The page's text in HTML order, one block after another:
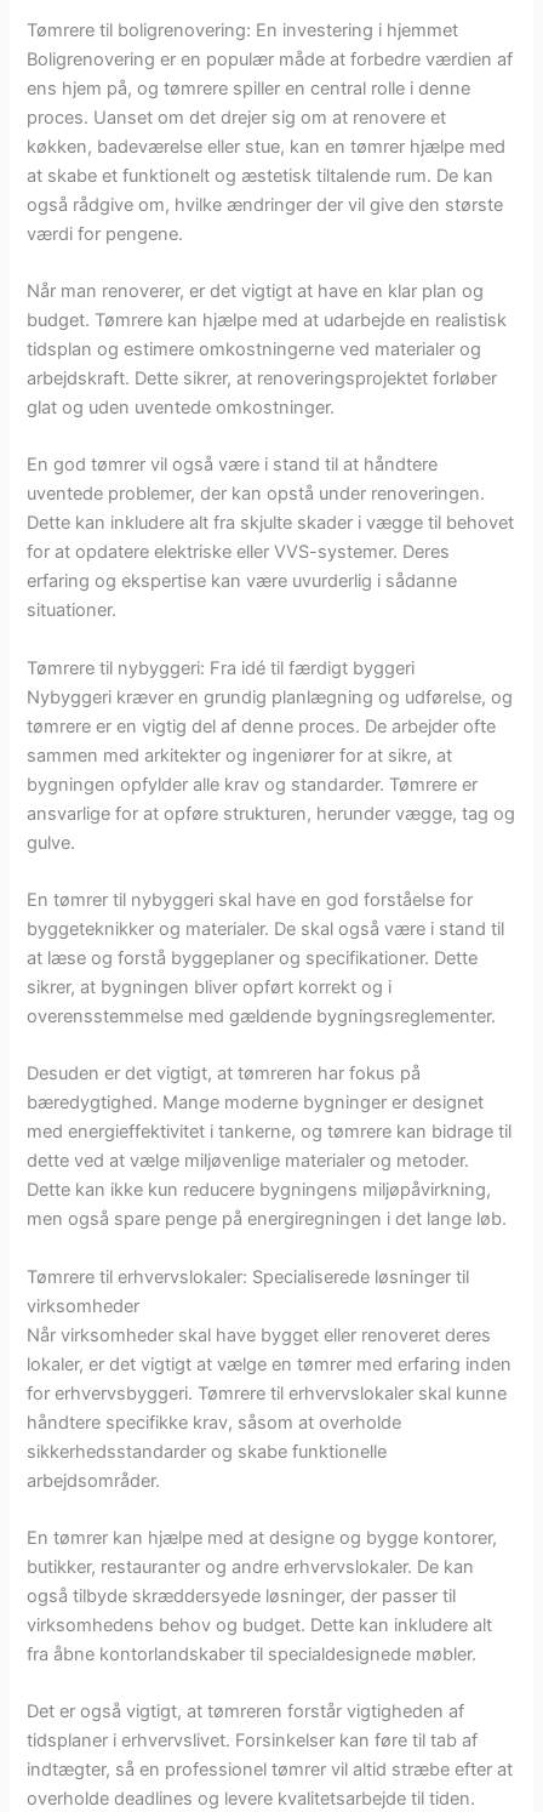
Tømrere til boligrenovering: En investering i hjemmet
Boligrenovering er en populær måde at forbedre værdien af
ens hjem på, og tømrere spiller en central rolle i denne
proces. Uanset om det drejer sig om at renovere et
køkken, badeværelse eller stue, kan en tømrer hjælpe med
at skabe et funktionelt og æstetisk tiltalende rum. De kan
også rådgive om, hvilke ændringer der vil give den største
værdi for pengene.
Når man renoverer, er det vigtigt at have en klar plan og
budget. Tømrere kan hjælpe med at udarbejde en realistisk
tidsplan og estimere omkostningerne ved materialer og
arbejdskraft. Dette sikrer, at renoveringsprojektet forløber
glat og uden uventede omkostninger.
En god tømrer vil også være i stand til at håndtere
uventede problemer, der kan opstå under renoveringen.
Dette kan inkludere alt fra skjulte skader i vægge til behovet
for at opdatere elektriske eller VVS-systemer. Deres
erfaring og ekspertise kan være uvurderlig i sådanne
situationer.
Tømrere til nybyggeri: Fra idé til færdigt byggeri
Nybyggeri kræver en grundig planlægning og udførelse, og
tømrere er en vigtig del af denne proces. De arbejder ofte
sammen med arkitekter og ingeniører for at sikre, at
bygningen opfylder alle krav og standarder. Tømrere er
ansvarlige for at opføre strukturen, herunder vægge, tag og
gulve.
En tømrer til nybyggeri skal have en god forståelse for
byggeteknikker og materialer. De skal også være i stand til
at læse og forstå byggeplaner og specifikationer. Dette
sikrer, at bygningen bliver opført korrekt og i
overensstemmelse med gældende bygningsreglementer.
Desuden er det vigtigt, at tømreren har fokus på
bæredygtighed. Mange moderne bygninger er designet
med energieffektivitet i tankerne, og tømrere kan bidrage til
dette ved at vælge miljøvenlige materialer og metoder.
Dette kan ikke kun reducere bygningens miljøpåvirkning,
men også spare penge på energiregningen i det lange løb.
Tømrere til erhvervslokaler: Specialiserede løsninger til
virksomheder
Når virksomheder skal have bygget eller renoveret deres
lokaler, er det vigtigt at vælge en tømrer med erfaring inden
for erhvervsbyggeri. Tømrere til erhvervslokaler skal kunne
håndtere specifikke krav, såsom at overholde
sikkerhedsstandarder og skabe funktionelle
arbejdsområder.
En tømrer kan hjælpe med at designe og bygge kontorer,
butikker, restauranter og andre erhvervslokaler. De kan
også tilbyde skræddersyede løsninger, der passer til
virksomhedens behov og budget. Dette kan inkludere alt
fra åbne kontorlandskaber til specialdesignede møbler.
Det er også vigtigt, at tømreren forstår vigtigheden af
tidsplaner i erhvervslivet. Forsinkelser kan føre til tab af
indtægter, så en professionel tømrer vil altid stræbe efter at
overholde deadlines og levere kvalitetsarbejde til tiden.